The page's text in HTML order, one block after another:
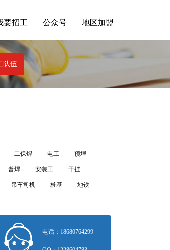
要招工 公众号 地区加盟
二保焊 电工 预埋
普焊 安装工 干挂
吊车司机 桩基 地铁
电话：18680764299